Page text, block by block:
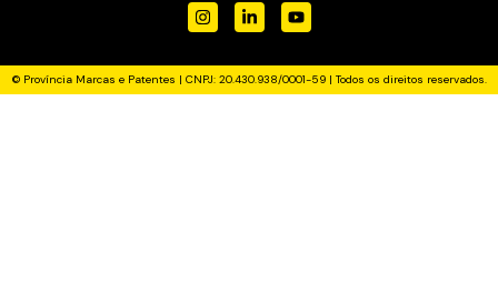
© Província Marcas e Patentes | CNPJ: 20.430.938/0001-59 | Todos os direitos reservados.